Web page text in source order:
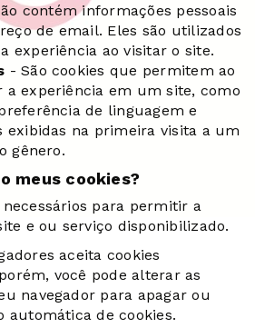
contém informações pessoais
de email. Eles são utilizados
experiência ao visitar o site.
- São cookies que permitem ao
experiência em um site, como
de linguagem e
exibidas na primeira visita a um
gênero.
meus cookies?
para permitir a
e ou serviço disponibilizado.
aceita cookies
você pode alterar as
navegador para apagar ou
automática de cookies.